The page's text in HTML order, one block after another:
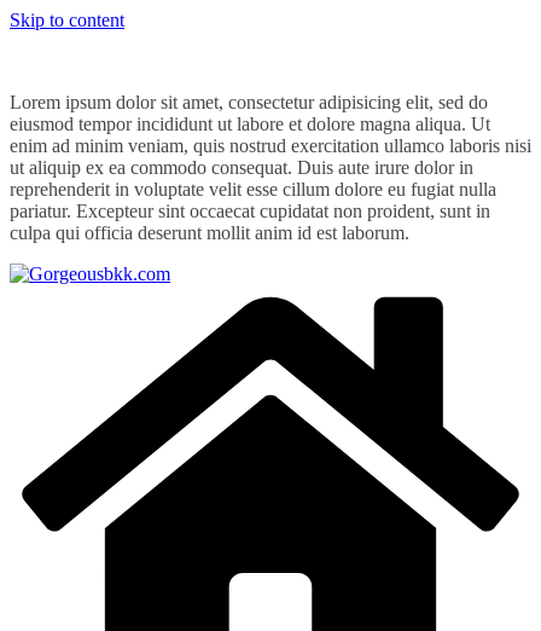
Skip to content
Lorem ipsum dolor sit amet, consectetur adipisicing elit, sed do
eiusmod tempor incididunt ut labore et dolore magna aliqua. Ut
enim ad minim veniam, quis nostrud exercitation ullamco laboris nisi
ut aliquip ex ea commodo consequat. Duis aute irure dolor in
reprehenderit in voluptate velit esse cillum dolore eu fugiat nulla
pariatur. Excepteur sint occaecat cupidatat non proident, sunt in
culpa qui officia deserunt mollit anim id est laborum.